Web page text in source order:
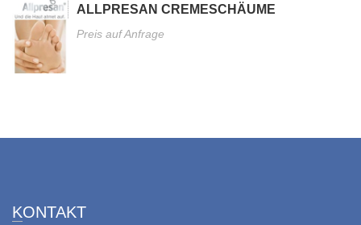
ALLPRESAN CREMESCHÄUME
Preis auf Anfrage
KONTAKT